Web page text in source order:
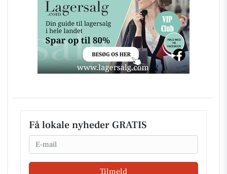
Få lokale nyheder GRATIS
Email
Tilmeld